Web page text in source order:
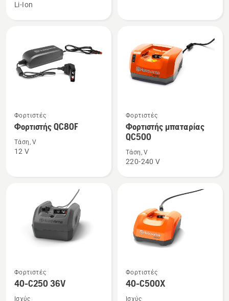
Μπαταρία
Li-Ion
περισσότερες
λεπτομέρειες
για
Φορτιστές
Φορτιστής QC80F
Τάση, V
12 V
περισσότερες
λεπτομέρειες
Φορτιστές
Φορτιστής μπαταρίας
QC500
Τάση, V
220-240 V
Δείτε
περισσότερες
λεπτομέρειες
Φορτιστές
40-C250 36V
Ισχύς
Δείτε
περισσότερες
λεπτομέρειες
Φορτιστές
40-C500X
Ισχύς